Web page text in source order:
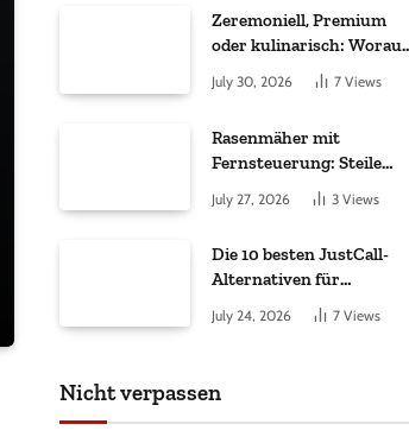
Zeremoniell, Premium
oder kulinarisch: Worauf
es bei Matcha wirklich
ankommt
July 30, 2026 7 Views
Rasenmäher mit
Fernsteuerung: Steile
Hänge sicher gemäht
July 27, 2026 3 Views
Die 10 besten JustCall-
Alternativen für
Vertriebsteams 2026
July 24, 2026 7 Views
Nicht verpassen